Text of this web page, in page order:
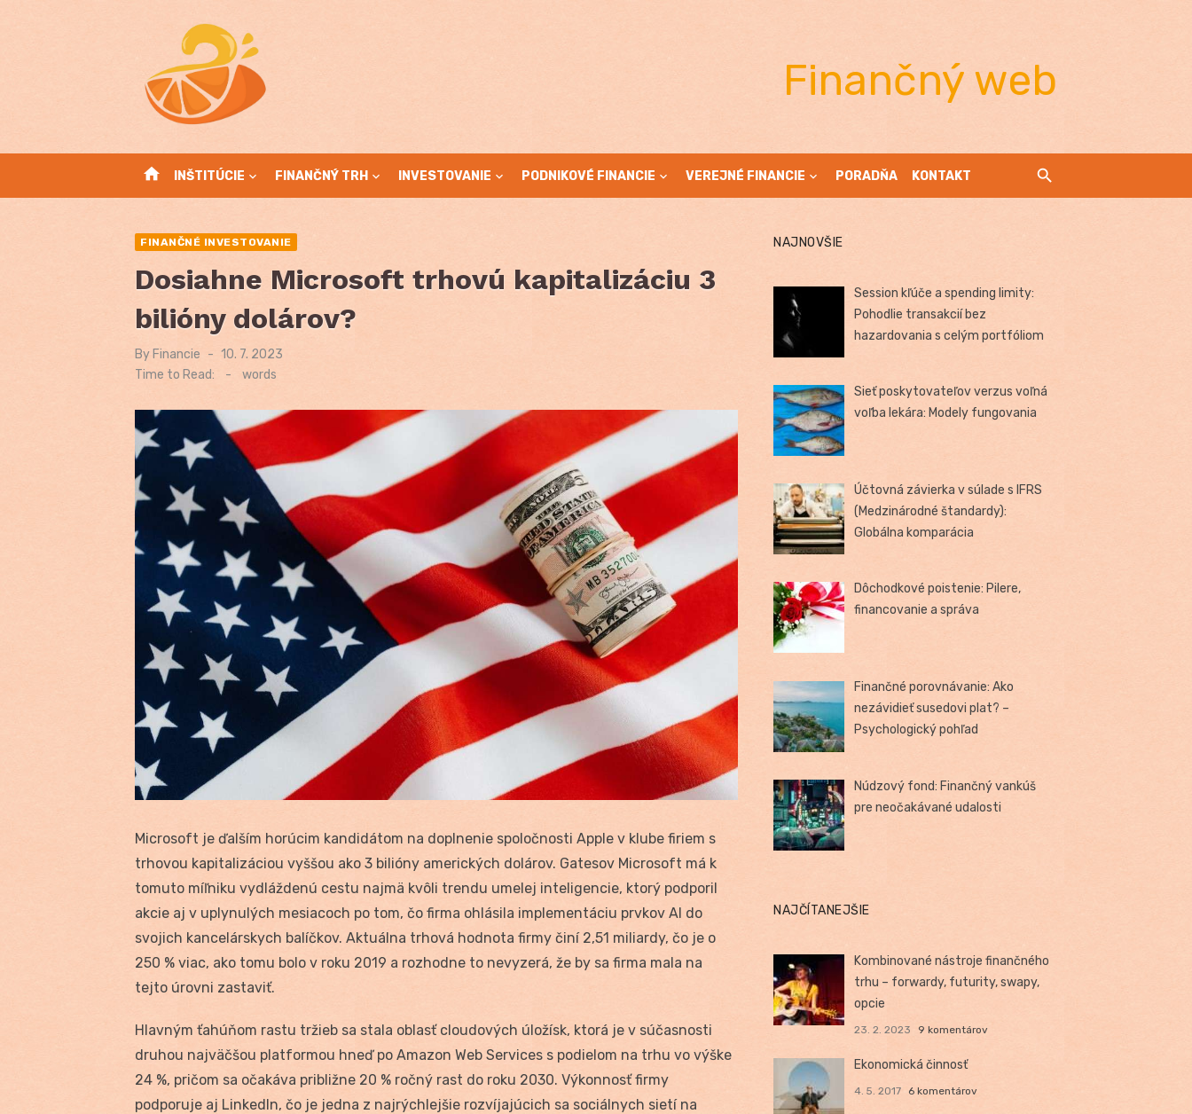
Finančný web
home INŠTITÚCIE FINANČNÝ TRH INVESTOVANIE PODNIKOVÉ FINANCIE VEREJNÉ FINANCIE PORADŇA KONTAKT
FINANČNÉ INVESTOVANIE
Dosiahne Microsoft trhovú kapitalizáciu 3
bilióny dolárov?
By Financie
Posted
10. 7. 2023
Time to Read:
- words
Microsoft je ďalším horúcim kandidátom na doplnenie spoločnosti Apple v klube firiem s
trhovou kapitalizáciou vyššou ako 3 bilióny amerických dolárov. Gatesov Microsoft má k
tomuto míľniku vydláždenú cestu najmä kvôli trendu umelej inteligencie, ktorý podporil
akcie aj v uplynulých mesiacoch po tom, čo firma ohlásila implementáciu prvkov AI do
svojich kancelárskych balíčkov. Aktuálna trhová hodnota firmy činí 2,51 miliardy, čo je o
250 % viac, ako tomu bolo v roku 2019 a rozhodne to nevyzerá, že by sa firma mala na
tejto úrovni zastaviť.
Hlavným ťahúňom rastu tržieb sa stala oblasť cloudových úložísk, ktorá je v súčasnosti
druhou najväčšou platformou hneď po Amazon Web Services s podielom na trhu vo výške
24 %, pričom sa očakáva približne 20 % ročný rast do roku 2030. Výkonnosť firmy
podporuje aj LinkedIn, čo je jedna z najrýchlejšie rozvíjajúcich sa sociálnych sietí na
NAJNOVŠIE
Session kľúče a spending limity:
Pohodlie transakcií bez
hazardovania s celým portfóliom
Sieť poskytovateľov verzus voľná
voľba lekára: Modely fungovania
Účtovná závierka v súlade s IFRS
(Medzinárodné štandardy):
Globálna komparácia
Dôchodkové poistenie: Pilere,
financovanie a správa
Finančné porovnávanie: Ako
nezávidieť susedovi plat? –
Psychologický pohľad
Núdzový fond: Finančný vankúš
pre neočakávané udalosti
NAJČÍTANEJŠIE
Kombinované nástroje finančného
trhu – forwardy, futurity, swapy,
opcie
23. 2. 2023 9 komentárov
Ekonomická činnosť
4. 5. 2017 6 komentárov